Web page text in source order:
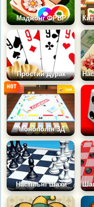
Маджонг ФРВР
Простий Дурак
Монополія 3Д
Настільні Шахи